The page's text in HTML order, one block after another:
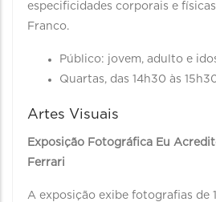
especificidades corporais e
Franco.
Público: jovem, adulto e
Quartas, das 14h30 às
Artes Visuais
Exposição Fotográfica Eu
Ferrari
A exposição exibe fotografias de